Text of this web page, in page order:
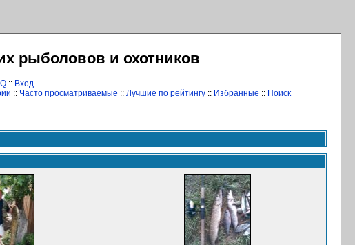
рыболовов и охотников
:: Вход
:: Часто просматриваемые :: Лучшие по рейтингу:: Избранные :: Поиск